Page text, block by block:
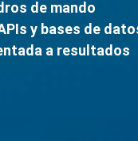
de mando
y bases de
a resultados